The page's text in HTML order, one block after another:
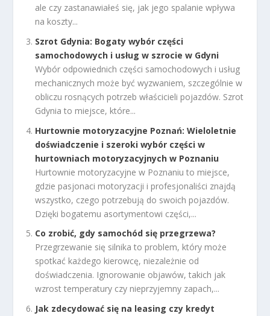
ale czy zastanawiałeś się, jak jego spalanie wpływa
na koszty...
Szrot Gdynia: Bogaty wybór części
samochodowych i usług w szrocie w Gdyni
Wybór odpowiednich części samochodowych i usług
mechanicznych może być wyzwaniem, szczególnie w
obliczu rosnących potrzeb właścicieli pojazdów. Szrot
Gdynia to miejsce, które...
Hurtownie motoryzacyjne Poznań: Wieloletnie
doświadczenie i szeroki wybór części w
hurtowniach motoryzacyjnych w Poznaniu
Hurtownie motoryzacyjne w Poznaniu to miejsce,
gdzie pasjonaci motoryzacji i profesjonaliści znajdą
wszystko, czego potrzebują do swoich pojazdów.
Dzięki bogatemu asortymentowi części,...
Co zrobić, gdy samochód się przegrzewa?
Przegrzewanie się silnika to problem, który może
spotkać każdego kierowcę, niezależnie od
doświadczenia. Ignorowanie objawów, takich jak
wzrost temperatury czy nieprzyjemny zapach,...
Jak zdecydować się na leasing czy kredyt